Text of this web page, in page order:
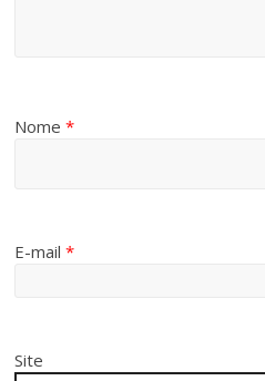
Nome*
E-mail*
Site